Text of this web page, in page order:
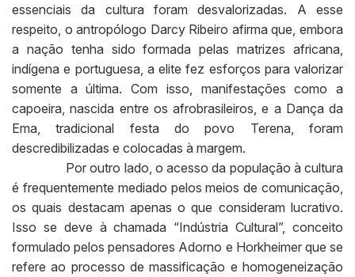
essenciais da cultura foram desvalorizadas. A esse
respeito, o antropólogo Darcy Ribeiro afirma que, embora
a nação tenha sido formada pelas matrizes africana,
indígena e portuguesa, a elite fez esforços para valorizar
somente a última. Com isso, manifestações como a
capoeira, nascida entre os afrobrasileiros, e a Dança da
Ema, tradicional festa do povo Terena, foram
descredibilizadas e colocadas à margem.
Por outro lado, o acesso da população à cultura
é frequentemente mediado pelos meios de comunicação,
os quais destacam apenas o que consideram lucrativo.
Isso se deve à chamada “Indústria Cultural”, conceito
formulado pelos pensadores Adorno e Horkheimer que se
refere ao processo de massificação e homogeneização